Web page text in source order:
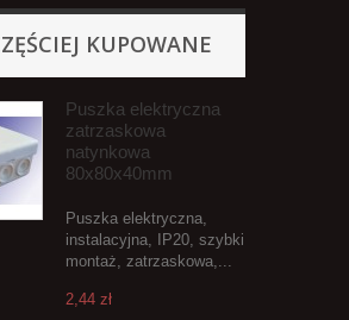
KUPOWANE
Puszka elektryczna
zatrzaskowa
natynkowa
80x80x40mm
Puszka elektryczna,
instalacyjna, IP20, szybki
montaż, zatrzaskowa,...
2,44 zł